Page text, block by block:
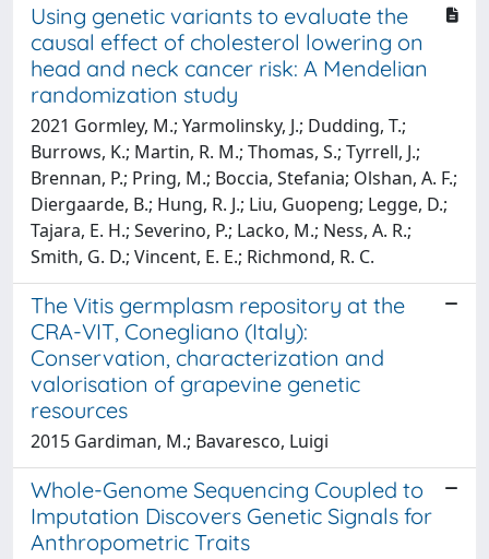
Using genetic variants to evaluate the
causal effect of cholesterol lowering on
head and neck cancer risk: A Mendelian
randomization study
2021 Gormley, M.; Yarmolinsky, J.; Dudding, T.;
Burrows, K.; Martin, R. M.; Thomas, S.; Tyrrell, J.;
Brennan, P.; Pring, M.; Boccia, Stefania; Olshan, A. F.;
Diergaarde, B.; Hung, R. J.; Liu, Guopeng; Legge, D.;
Tajara, E. H.; Severino, P.; Lacko, M.; Ness, A. R.;
Smith, G. D.; Vincent, E. E.; Richmond, R. C.
The Vitis germplasm repository at the
CRA-VIT, Conegliano (Italy):
Conservation, characterization and
valorisation of grapevine genetic
resources
2015 Gardiman, M.; Bavaresco, Luigi
Whole-Genome Sequencing Coupled to
Imputation Discovers Genetic Signals for
Anthropometric Traits